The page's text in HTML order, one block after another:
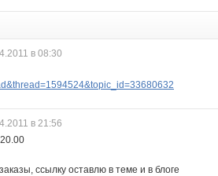
в 08:30
в 21:56
ссылку оставлю в теме и в блоге